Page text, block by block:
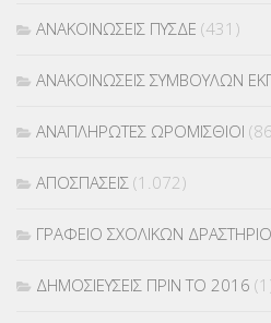
ΑΝΑΚΟΙΝΩΣΕΙΣ ΠΥΣΔΕ (431)
ΑΝΑΚΟΙΝΩΣΕΙΣ ΣΥΜΒΟΥΛΩΝ
ΑΝΑΠΛΗΡΩΤΕΣ ΩΡΟΜΙΣΘΙΟΙ
ΑΠΟΣΠΑΣΕΙΣ (1.072)
ΓΡΑΦΕΙΟ ΣΧΟΛΙΚΩΝ
ΔΗΜΟΣΙΕΥΣΕΙΣ ΠΡΙΝ ΤΟ 2016